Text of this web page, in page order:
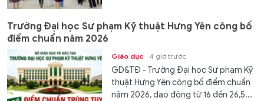
Trường Đại học Sư phạm Kỹ thuật Hưng Yên công bố
điểm chuẩn năm 2026
Giáo dục 4 giờ trước
GD&TĐ - Trường Đại học Sư phạm Kỹ
thuật Hưng Yên công bố điểm chuẩn
năm 2026, dao động từ 16 đến 26,5...